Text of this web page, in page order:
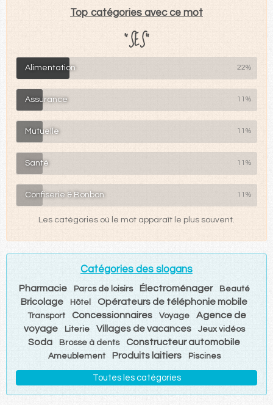
Top catégories avec ce mot
"SES"
Alimentation 22%
Assurance 11%
Mutuelle 11%
Santé 11%
Confiserie & Bonbon 11%
Les catégories où le mot apparaît le plus souvent.
Catégories des slogans
Pharmacie Parcs de loisirs Électroménager Beauté
Bricolage Hôtel Opérateurs de téléphonie mobile
Transport Concessionnaires Voyage
Agence de
voyage
Literie Villages de vacances Jeux vidéos
Soda Brosse à dents Constructeur automobile
Ameublement Produits laitiers Piscines
Toutes les catégories